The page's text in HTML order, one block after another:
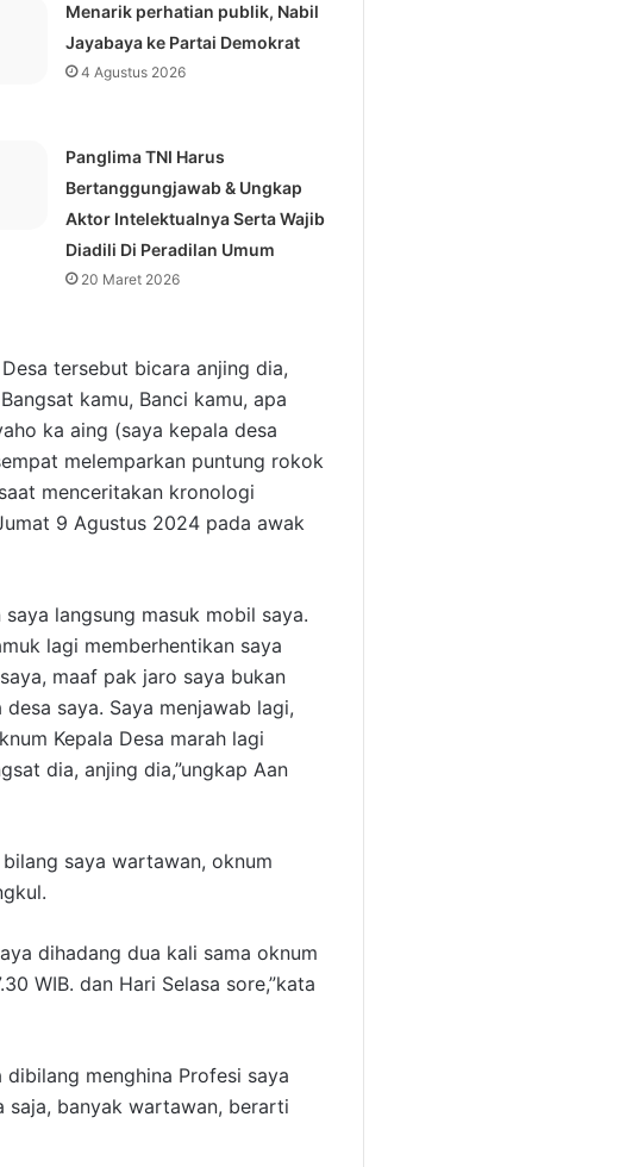
Menarik perhatian publik, Nabil
Jayabaya ke Partai Demokrat
4 Agustus 2026
Panglima TNI Harus
Bertanggungjawab & Ungkap
Aktor Intelektualnya Serta Wajib
Diadili Di Peradilan Umum
20 Maret 2026
tersebut bicara anjing dia,
kamu, Banci kamu, apa
ka aing (saya kepala desa
melemparkan puntung rokok
menceritakan kronologi
9 Agustus 2024 pada awak
langsung masuk mobil saya.
lagi memberhentikan saya
maaf pak jaro saya bukan
saya. Saya menjawab lagi,
Kepala Desa marah lagi
dia, anjing dia,”ungkap Aan
saya wartawan, oknum
dihadang dua kali sama oknum
WIB. dan Hari Selasa sore,”kata
menghina Profesi saya
saja, banyak wartawan, berarti